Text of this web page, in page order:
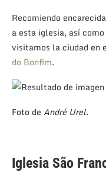
Recomiendo
a esta iglesia, así
visitamos la ciudad en
do Bonfim.
Foto de André Urel.
Iglesia São